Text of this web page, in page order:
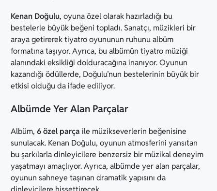
Kenan Doğulu, oyuna özel olarak hazırladığı bu
bestelerle büyük beğeni topladı. Sanatçı, müzikleri bir
araya getirerek tiyatro oyununun ruhunu albüm
formatına taşıyor. Ayrıca, bu albümün tiyatro müziği
alanındaki eksikliği dolduracağına inanıyor. Oyunun
kazandığı ödüllerde, Doğulu’nun bestelerinin büyük bir
etkisi olduğu da ifade ediliyor.
Albümde Yer Alan Parçalar
Albüm,6 özel parça ile müzikseverlerin beğenisine
sunulacak. Kenan Doğulu, oyunun atmosferini yansıtan
bu şarkılarla dinleyicilere benzersiz bir müzikal deneyim
yaşatmayı amaçlıyor. Ayrıca, albümde yer alan parçalar,
oyunun sahneye taşınan dramatik yapısını da